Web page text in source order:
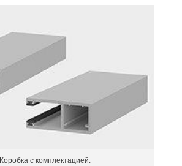
Коробка с комплектацией.